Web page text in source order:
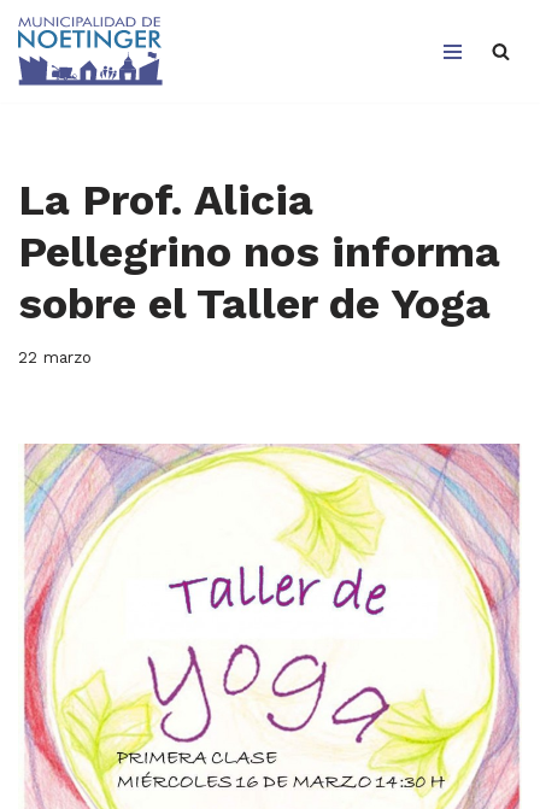
Saltar
La Prof. Alicia
Pellegrino nos informa
sobre el Taller de Yoga
22 marzo